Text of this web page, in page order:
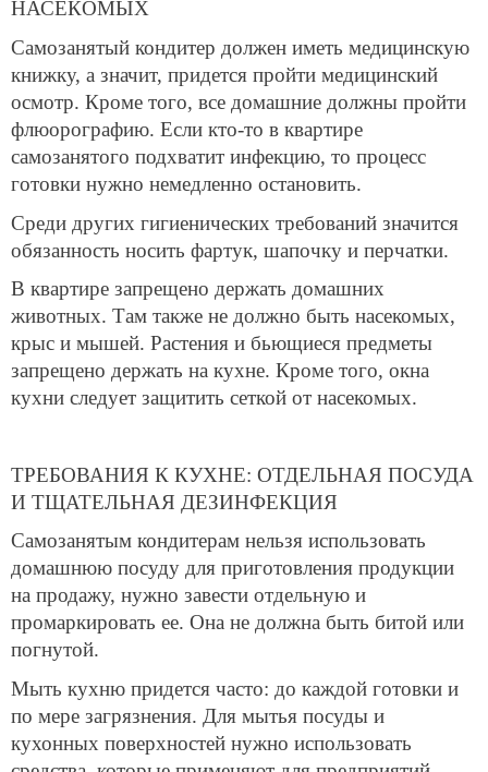
НАСЕКОМЫХ
Самозанятый кондитер должен иметь медицинскую
книжку, а значит, придется пройти медицинский
осмотр. Кроме того, все домашние должны пройти
флюорографию. Если кто-то в квартире
самозанятого подхватит инфекцию, то процесс
готовки нужно немедленно остановить.
Среди других гигиенических требований значится
обязанность носить фартук, шапочку и перчатки.
В квартире запрещено держать домашних
животных. Там также не должно быть насекомых,
крыс и мышей. Растения и бьющиеся предметы
запрещено держать на кухне. Кроме того, окна
кухни следует защитить сеткой от насекомых.
ТРЕБОВАНИЯ К КУХНЕ: ОТДЕЛЬНАЯ ПОСУДА
И ТЩАТЕЛЬНАЯ ДЕЗИНФЕКЦИЯ
Самозанятым кондитерам нельзя использовать
домашнюю посуду для приготовления продукции
на продажу, нужно завести отдельную и
промаркировать ее. Она не должна быть битой или
погнутой.
Мыть кухню придется часто: до каждой готовки и
по мере загрязнения. Для мытья посуды и
кухонных поверхностей нужно использовать